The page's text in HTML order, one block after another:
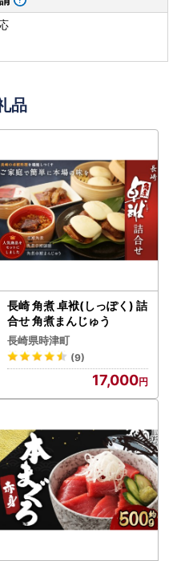
品
長崎 角煮 卓袱(しっぽく) 詰
合せ 角煮まんじゅう
長崎県時津町
(9)
17,000